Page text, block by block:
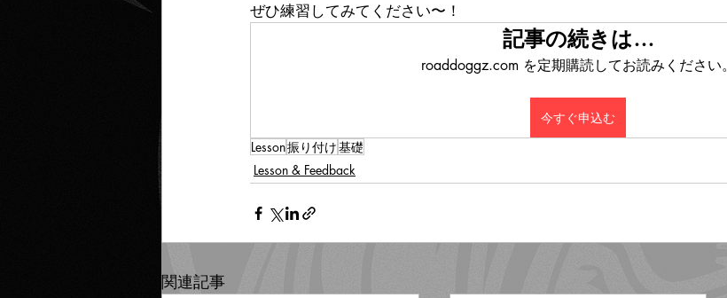
ぜひ練習してみてください〜！
記事の続きは…
roaddoggz.com を定期購読してお読みください。
今すぐ申込む
Lesson振り付け基礎
Lesson & Feedback
関連記事